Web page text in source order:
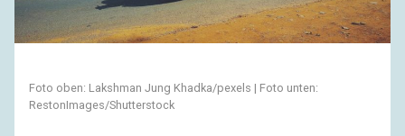
Foto oben: Lakshman Jung Khadka/pexels | Foto unten:
RestonImages/Shutterstock